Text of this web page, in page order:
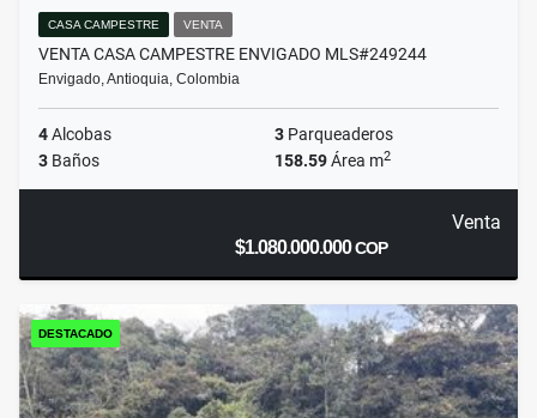
CASA CAMPESTRE VENTA
VENTA CASA CAMPESTRE ENVIGADO MLS#249244
Envigado, Antioquia, Colombia
4Alcobas 3 Parqueaderos
3 Baños 158.59Área m2
Venta
$1.080.000.000COP
DESTACADO